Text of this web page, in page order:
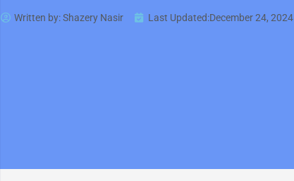
Written by:Shazery Nasir Last Updated:December 24, 2024